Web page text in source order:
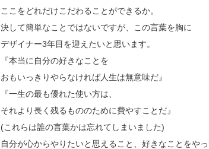
ここをどれだけこだわることができるか。
決して簡単なことではないですが、この言葉を胸に
デザイナー3年目を迎えたいと思います。
『本当に自分の好きなことを
おもいっきりやらなければ人生は無意味だ』
『一生の最も優れた使い方は、
それより長く残るもののために費やすことだ』
(これらは誰の言葉かは忘れてしまいました)
自分が心からやりたいと思えること、好きなことをや